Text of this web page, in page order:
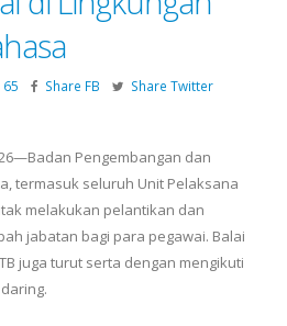
65 Share FB
Share Twitter
Pengembangan dan
termasuk seluruh Unit Pelaksana
melakukan pelantikan dan
jabatan bagi para pegawai. Balai
juga turut serta dengan mengikuti